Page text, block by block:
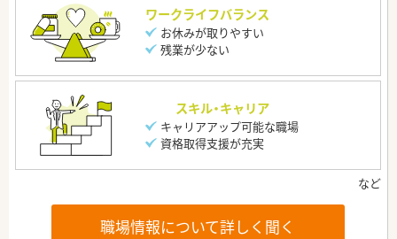
ワークライフバランス
お休みが取りやすい
残業が少ない
スキル・キャリア
キャリアアップ可能な職場
資格取得支援が充実
職場情報について詳しく聞く